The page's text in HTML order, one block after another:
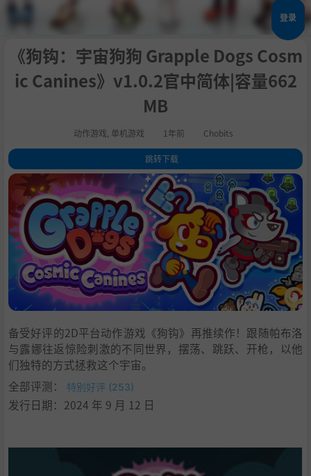
登录
《狗钩：宇宙狗狗 Grapple Dogs Cosm
ic Canines》v1.0.2官中简体|容量662
MB
动作游戏 单机游戏 1年前 Chobits
跳转下载
1.关于这款游戏
.游戏特色
3.两个狗子三个帮
4 . 帕布洛回来啦
5.荡出你的风格
6.系统需求
7.支持作者
中文设置
备受好评的2D平台动作游戏《狗钩》再推续作！跟随帕布洛
与露娜往返惊险刺激的不同世界，摆荡、跳跃、开枪，以他
们独特的方式拯救这个宇宙。
全部评测：
特别好评 (253)
发行日期：2024 年 9 月 12 日